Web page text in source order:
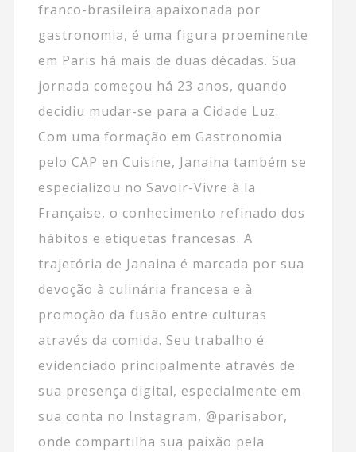
franco-brasileira apaixonada por
gastronomia, é uma figura proeminente
em Paris há mais de duas décadas. Sua
jornada começou há 23 anos, quando
decidiu mudar-se para a Cidade Luz.
Com uma formação em Gastronomia
pelo CAP en Cuisine, Janaina também se
especializou no Savoir-Vivre à la
Française, o conhecimento refinado dos
hábitos e etiquetas francesas. A
trajetória de Janaina é marcada por sua
devoção à culinária francesa e à
promoção da fusão entre culturas
através da comida. Seu trabalho é
evidenciado principalmente através de
sua presença digital, especialmente em
sua conta no Instagram, @parisabor,
onde compartilha sua paixão pela